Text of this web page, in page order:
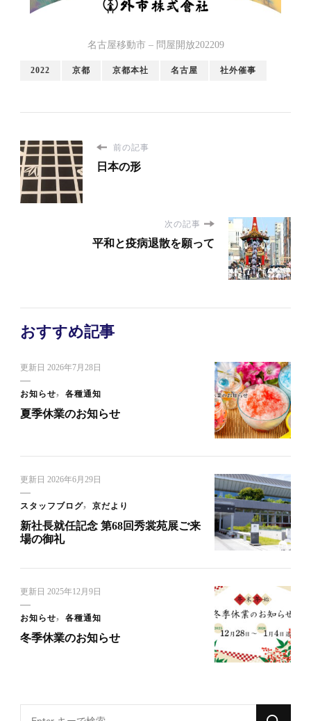
名古屋移動市 – 問屋開放202209
2022 京都 京都本社 名古屋 社外催事
前の記事
日本の形
次の記事
平和と疫病退散を願って
おすすめ記事
更新日 2026年7月28日
お知らせ 各種通知
夏季休業のお知らせ
更新日 2026年6月29日
スタッフブログ 京だより
新社長就任記念 第68回秀裳苑展ご来
場の御礼
更新日 2025年12月9日
お知らせ 各種通知
冬季休業のお知らせ